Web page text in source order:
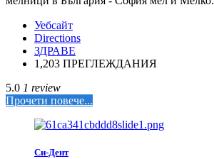
Уебсайт
Directions
ЗДРАВЕ
1,203 ПРЕГЛЕЖДАНИЯ
5.0 1 review
Прочети повече...
Си-Дент